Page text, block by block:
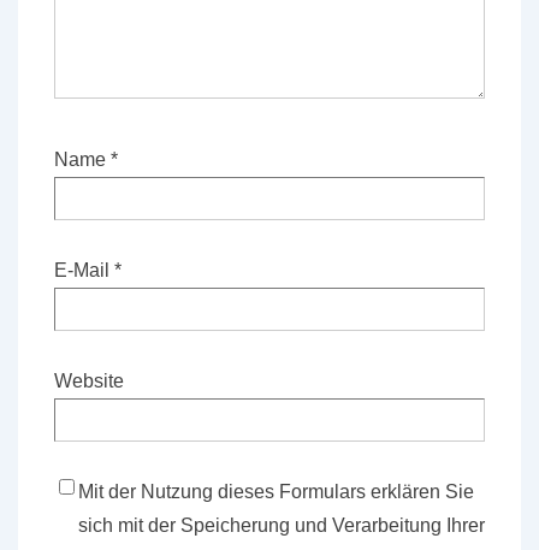
Name *
E-Mail *
Website
Mit der Nutzung dieses Formulars erklären Sie
sich mit der Speicherung und Verarbeitung Ihrer